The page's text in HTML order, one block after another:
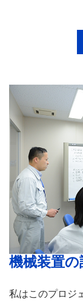
機械装置
私はこのプロジ